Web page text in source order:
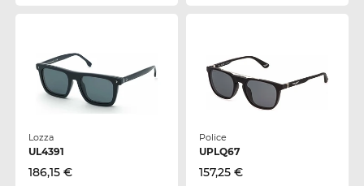
Lozza
UL4391
186,15 €
Police
UPLQ67
157,25 €